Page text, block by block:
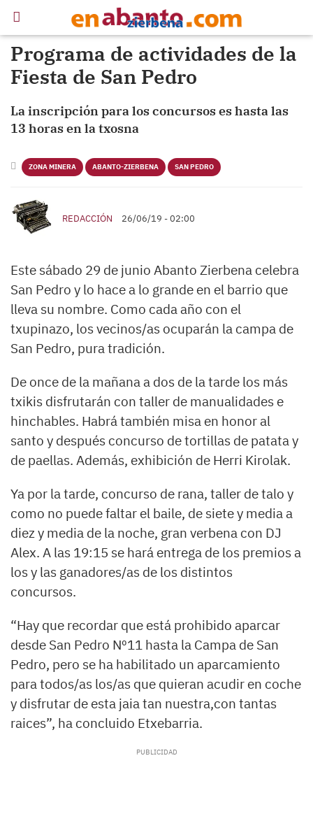
Programa de actividades de la
Fiesta de San Pedro
La inscripción para los concursos es hasta las
13 horas en la txosna
ZONA MINERA ABANTO-ZIERBENA SAN PEDRO
REDACCIÓN 26/06/19 - 02:00
Este sábado 29 de junio Abanto Zierbena celebra
San Pedro y lo hace a lo grande en el barrio que
lleva su nombre. Como cada año con el
txupinazo, los vecinos/as ocuparán la campa de
San Pedro, pura tradición.
De once de la mañana a dos de la tarde los más
txikis disfrutarán con taller de manualidades e
hinchables. Habrá también misa en honor al
santo y después concurso de tortillas de patata y
de paellas. Además, exhibición de Herri Kirolak.
Ya por la tarde, concurso de rana, taller de talo y
como no puede faltar el baile, de siete y media a
diez y media de la noche, gran verbena con DJ
Alex. A las 19:15 se hará entrega de los premios a
los y las ganadores/as de los distintos
concursos.
“Hay que recordar que está prohibido aparcar
desde San Pedro Nº11 hasta la Campa de San
Pedro, pero se ha habilitado un aparcamiento
para todos/as los/as que quieran acudir en coche
y disfrutar de esta jaia tan nuestra,con tantas
raices”, ha concluido Etxebarria.